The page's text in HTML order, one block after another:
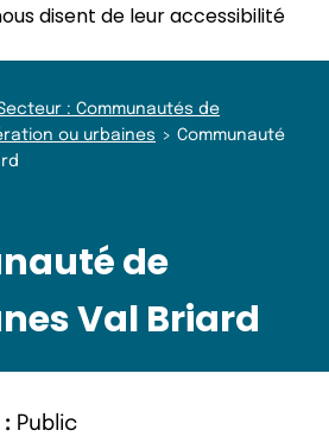
disent de leur accessibilité
: Communautés de
ou urbaines
Communauté
de
Val Briard
Public